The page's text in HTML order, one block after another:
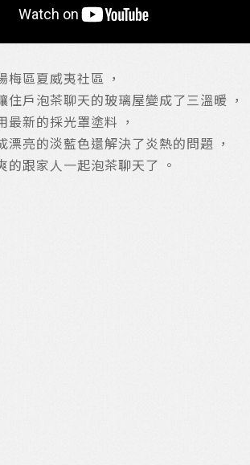
梅區夏威夷社區 ，
住戶泡茶聊天的玻璃屋變成了三溫暖 ，
最新的採光罩塗料 ，
漂亮的淡藍色還解決了炎熱的問題 ，
的跟家人一起泡茶聊天了 。